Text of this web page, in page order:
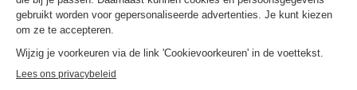
breed scala aan recreatieve activiteiten in de nabijheid van
natuur en water - ideaal voor gasten die van watersport en
Faciliteiten op Vakantiepark De Wiedense Meren